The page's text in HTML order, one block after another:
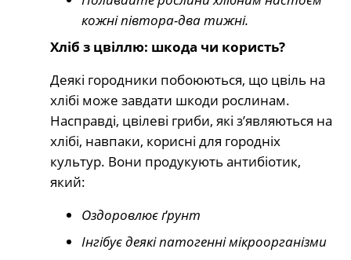
кожні півтора-два тижні.
Хліб з цвіллю: шкода чи користь?
Деякі городники побоюються, що цвіль на
хлібі може завдати шкоди рослинам.
Насправді, цвілеві гриби, які з’являються на
хлібі, навпаки, корисні для городніх
культур. Вони продукують антибіотик,
який:
Оздоровлює ґрунт
Інгібує деякі патогенні мікроорганізми